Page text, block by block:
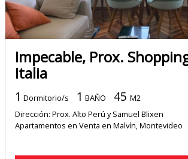
Impecable, Prox.
Italia
1 Dormitorio/s 1 BAÑO 45 M2
Dirección: Prox. Alto Perú y Samuel Blixen
Apartamentos en Venta en Malvín, Montevideo